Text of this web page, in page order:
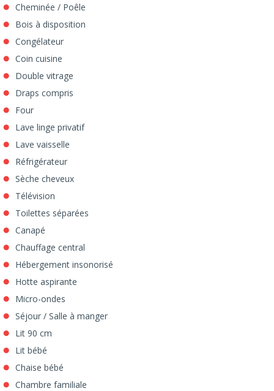
Cheminée / Poêle
Bois à disposition
Congélateur
Coin cuisine
Double vitrage
Draps compris
Four
Lave linge privatif
Lave vaisselle
Réfrigérateur
Sèche cheveux
Télévision
Toilettes séparées
Canapé
Chauffage central
Hébergement insonorisé
Hotte aspirante
Micro-ondes
Séjour / Salle à manger
Lit 90 cm
Lit bébé
Chaise bébé
Chambre familiale